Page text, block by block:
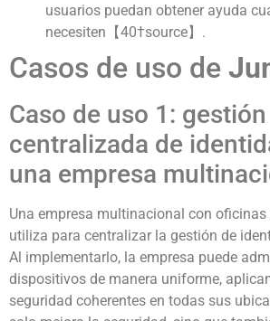
usuarios puedan obtener ayuda
necesiten【40†source】.
Casos de uso de
Caso de uso 1: gestión
centralizada de
una empresa
Una empresa multinacional con
utiliza para centralizar la gestión de
Al implementarlo, la empresa puede
dispositivos de manera uniforme,
seguridad coherentes en todas sus